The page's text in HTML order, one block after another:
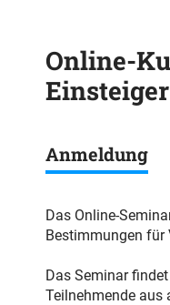
Online-
Anmeldung
Das Online-
Bestimmungen für
Das Seminar
Teilnehmende aus